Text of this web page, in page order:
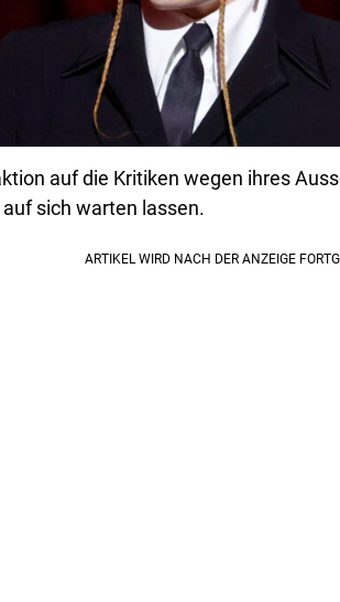
auf die Kritiken wegen ihres
sich warten lassen.